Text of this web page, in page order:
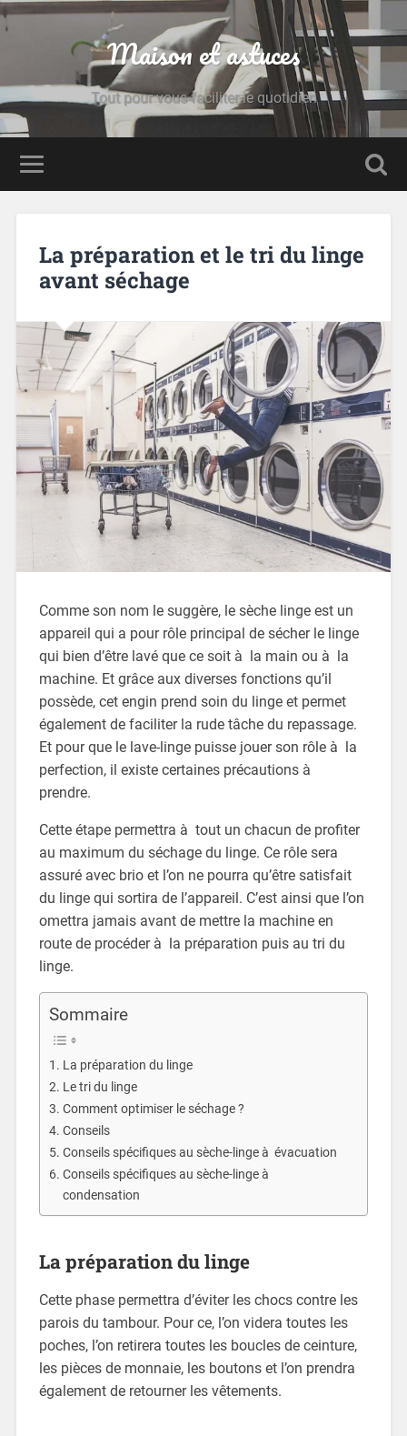
Maison et astuces
Tout pour vous faciliter le quotidien
La préparation et le tri du linge
avant séchage
Comme son nom le suggère, le sèche linge est un
appareil qui a pour rôle principal de sécher le linge
qui bien d’être lavé que ce soit à la main ou à la
machine. Et grâce aux diverses fonctions qu’il
possède, cet engin prend soin du linge et permet
également de faciliter la rude tâche du repassage.
Et pour que le lave-linge puisse jouer son rôle à la
perfection, il existe certaines précautions à
prendre.
Cette étape permettra à tout un chacun de profiter
au maximum du séchage du linge. Ce rôle sera
assuré avec brio et l’on ne pourra qu’être satisfait
du linge qui sortira de l’appareil. C’est ainsi que l’on
omettra jamais avant de mettre la machine en
route de procéder à la préparation puis au tri du
linge.
Sommaire
La préparation du linge
Le tri du linge
Comment optimiser le séchage ?
Conseils
Conseils spécifiques au sèche-linge à évacuation
Conseils spécifiques au sèche-linge à
condensation
La préparation du linge
Cette phase permettra d’éviter les chocs contre les
parois du tambour. Pour ce, l’on videra toutes les
poches, l’on retirera toutes les boucles de ceinture,
les pièces de monnaie, les boutons et l’on prendra
également de retourner les vêtements.